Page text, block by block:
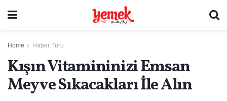
Home Haber Turu
Kışın Vitamininizi Emsan
Meyve Sıkacakları İle Alın